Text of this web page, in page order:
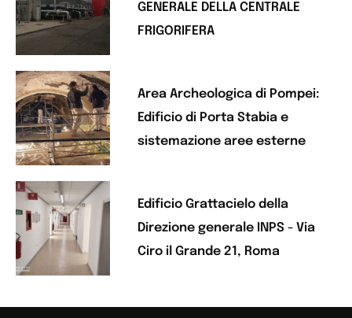
GENERALE DELLA CENTRALE
FRIGORIFERA
Area Archeologica di Pompei:
Edificio di Porta Stabia e
sistemazione aree esterne
Edificio Grattacielo della
Direzione generale INPS - Via
Ciro il Grande 21, Roma